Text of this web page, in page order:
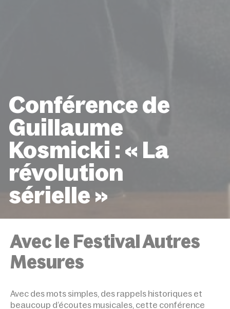
Conférence de
Guillaume
Kosmicki : « La
révolution
sérielle »
KOSMICKI : « LA RÉVOLUTION SÉRIELLE »
Avec le Festival Autres
Mesures
Avec des mots simples, des rappels historiques et
beaucoup d’écoutes musicales, cette conférence